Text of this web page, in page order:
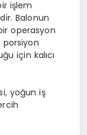
işlem
Balonun
operasyon
porsiyon
için kalıcı
yoğun iş